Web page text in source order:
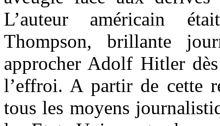
L’auteur américain
Thompson, brillante
approcher Adolf Hitler
l’effroi. A partir de cette
tous les moyens